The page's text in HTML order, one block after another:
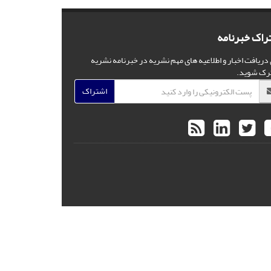
خبرنامه
دریافت اخبار و اطلاعیه های مهم نشریه در خبرنامه نشریه
شوید.
اشتراک